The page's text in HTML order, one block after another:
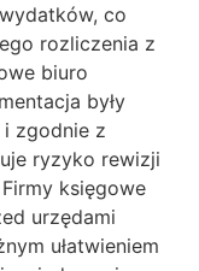
co
rozliczenia z
biuro
były
i zgodnie z
ryzyko rewizji
księgowe
urzędami
ułatwieniem